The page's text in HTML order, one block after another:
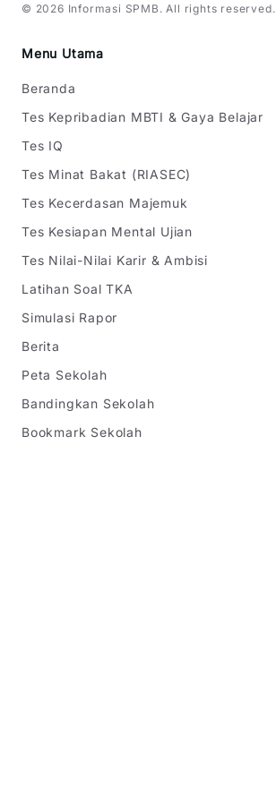
© 2026 Informasi SPMB . All rights reserved.
Menu Utama
Beranda
Tes Kepribadian MBTI & Gaya Belajar
Tes IQ
Tes Minat Bakat (RIASEC)
Tes Kecerdasan Majemuk
Tes Kesiapan Mental Ujian
Tes Nilai-Nilai Karir & Ambisi
Latihan Soal TKA
Simulasi Rapor
Berita
Peta Sekolah
Bandingkan Sekolah
Bookmark Sekolah